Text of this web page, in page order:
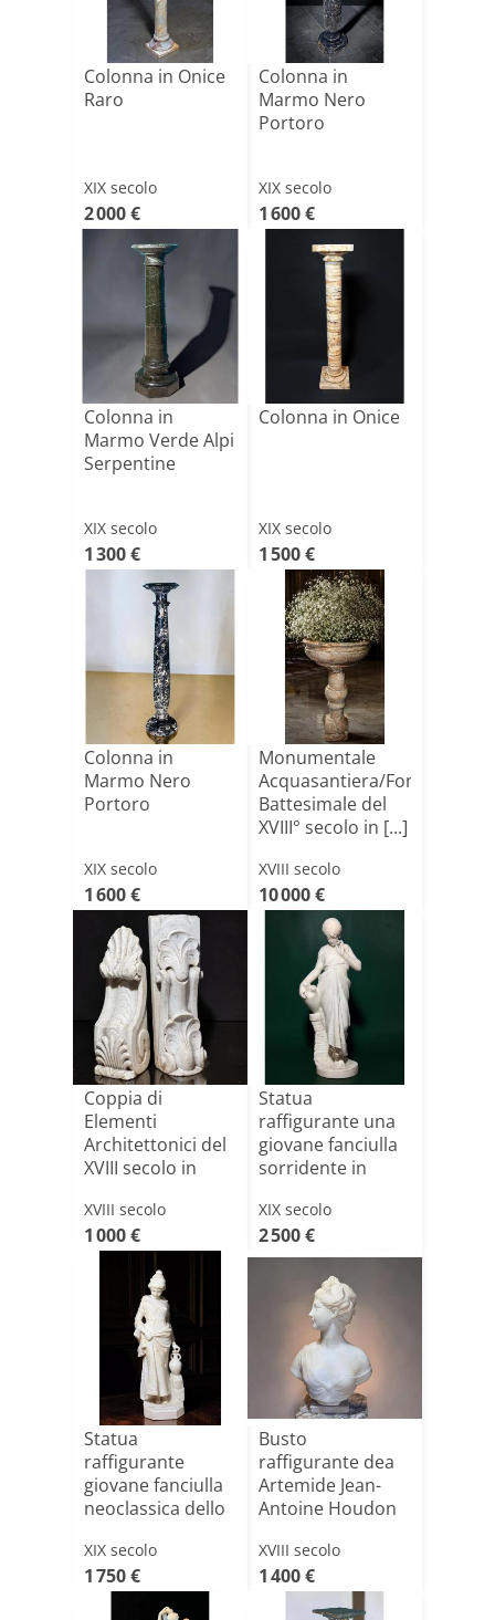
Colonna in Onice
Raro
XIX secolo
2 000 €
Colonna in
Marmo Nero
Portoro
XIX secolo
1 600 €
Colonna in
Marmo Verde Alpi
Serpentine
XIX secolo
1 300 €
Colonna in Onice
XIX secolo
1 500 €
Colonna in
Marmo Nero
Portoro
XIX secolo
1 600 €
Monumentale
Acquasantiera/Fonte
Battesimale del
XVIII° secolo in [...]
XVIII secolo
10 000 €
Coppia di
Elementi
Architettonici del
XVIII secolo in
XVIII secolo
1 000 €
Statua
raffigurante una
giovane fanciulla
sorridente in
XIX secolo
2 500 €
Statua
raffigurante
giovane fanciulla
neoclassica dello
XIX secolo
1 750 €
Busto
raffigurante dea
Artemide Jean-
Antoine Houdon
XVIII secolo
1 400 €